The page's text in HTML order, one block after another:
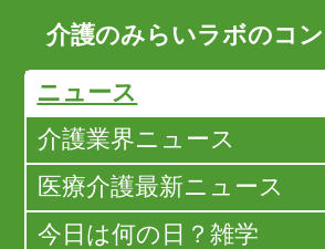
介護のみらいラボのコ
ニュース
介護業界ニュース
医療介護最新ニュース
今日は何の日？雑学